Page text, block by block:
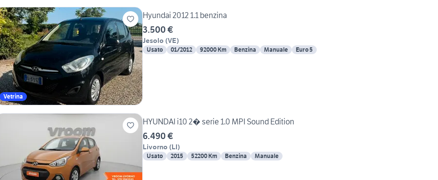
Vetrina
Hyundai 2012 1.1 benzina
3.500 €
Jesolo (VE)
Usato 01/2012 92000 Km Benzina Manuale Euro 5
HYUNDAI i10 2� serie 1.0 MPI Sound Edition
6.490 €
Livorno (LI)
Usato 2015 52200 Km Benzina Manuale